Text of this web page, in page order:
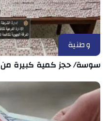
وطنية
سوسة/ حجز كمية كبيرة من